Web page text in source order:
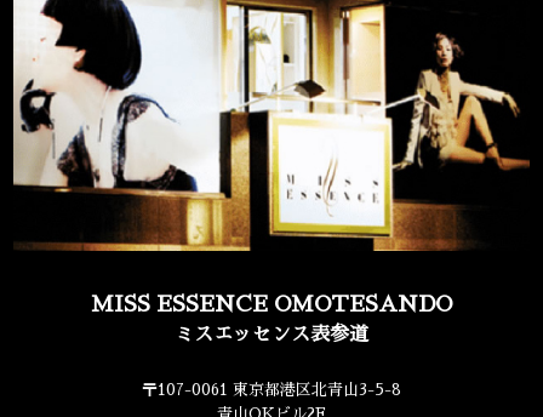
MISS ESSENCE OMOTESANDO
ミスエッセンス表参道
〒107-0061 東京都港区北青山3-5-8
青山OKビル2F